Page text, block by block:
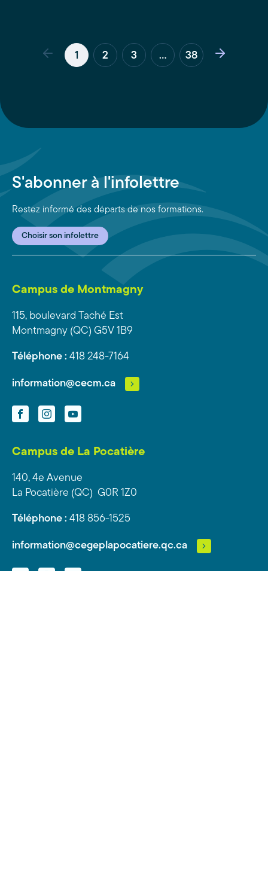
1 2 3 ... 38
S'abonner à l'infolettre
Restez informé des départs de nos formations.
Choisir son infolettre
Campus de Montmagny
115, boulevard Taché Est
Montmagny (QC) G5V 1B9
Téléphone : 418 248-7164
information@cecm.ca
FacebookInstagramYouTube
Campus de La Pocatière
140, 4e Avenue
La Pocatière (QC) G0R 1Z0
Téléphone : 418 856-1525
information@cegeplapocatiere.qc.ca
FacebookInstagramYouTube